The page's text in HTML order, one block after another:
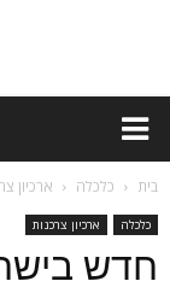
בית כלכלה ארכיון
כלכלה ארכיון צרכנות
חדש